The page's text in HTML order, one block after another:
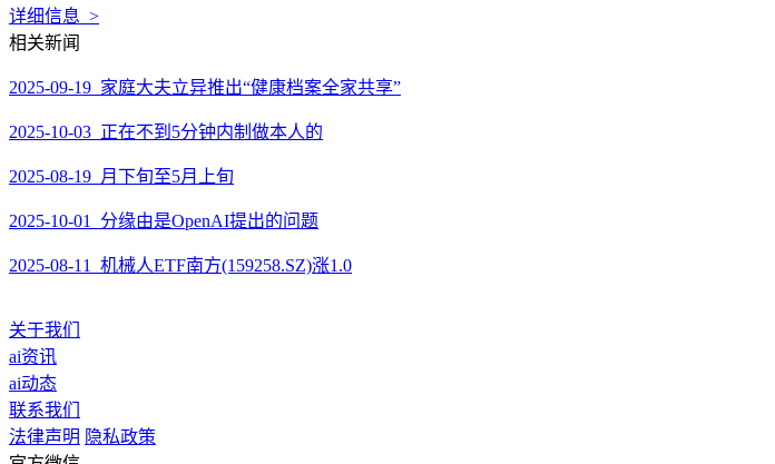
详细信息 >
相关新闻
2025-09-19 家庭大夫立异推出“健康档案全家共享”
2025-10-03 正在不到5分钟内制做本人的
2025-08-19 月下旬至5月上旬
2025-10-01 分缘由是OpenAI提出的问题
2025-08-11 机械人ETF南方(159258.SZ)涨1.0
关于我们
ai资讯
ai动态
联系我们
法律声明 隐私政策